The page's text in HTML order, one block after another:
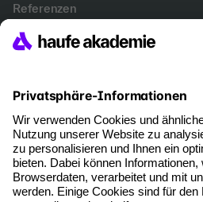
Referenzen
Soziale Verantwortung
Fakten
Newsletter
Account Management
Kontakt & Support
Kontakt
+49 761 898 4060